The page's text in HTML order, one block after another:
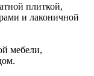
плиткой,
и лаконичной
мебели,